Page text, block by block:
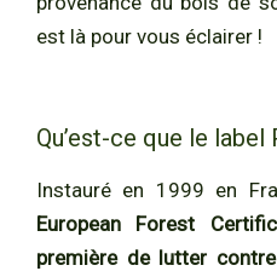
est là pour vous éclairer !
Qu’est-ce que le label
Instauré en 1999 en
European Forest
première de lutter